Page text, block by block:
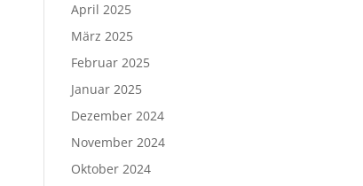
April 2025
März 2025
Februar 2025
Januar 2025
Dezember 2024
November 2024
Oktober 2024